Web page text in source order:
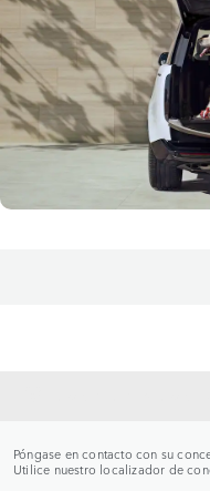
Póngase en contacto con su
Utilice nuestro localizador de